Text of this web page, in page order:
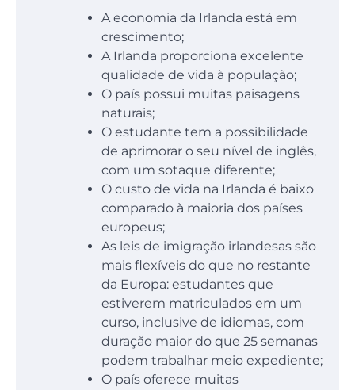
A economia da Irlanda está em
crescimento;
A Irlanda proporciona excelente
qualidade de vida à população;
O país possui muitas paisagens
naturais;
O estudante tem a possibilidade
de aprimorar o seu nível de inglês,
com um sotaque diferente;
O custo de vida na Irlanda é baixo
comparado à maioria dos países
europeus;
As leis de imigração irlandesas são
mais flexíveis do que no restante
da Europa: estudantes que
estiverem matriculados em um
curso, inclusive de idiomas, com
duração maior do que 25 semanas
podem trabalhar meio expediente;
O país oferece muitas